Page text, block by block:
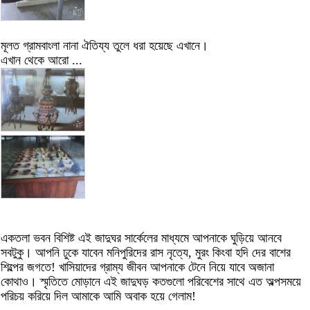
মূলত গ্রামবাংলা নানা ঐতিয্য তুলে ধরা হয়েছে এখানে।
এখান থেকে আরো ...
একতলা ভবন বিশিষ্ট এই জাদুঘর সার্কেলের মাধ্যমে আপনাকে ঘুড়িয়ে আনবে
সবটুকু। আপনি ঢুকে যাবেন মনিপুরিদের রাস নৃত্যে, মুরং কিংবা হদি দের বাশের
শিল্পের জগতে! খাসিয়াদের গ্রাম্য জীবন আপনাকে টেনে নিয়ে যাবে অজানা
কোথাও। স্মৃতিতে মোড়ানে এই জাদুঘড় কতগুলো পরিবেশের সাথে এত অল্পসময়ে
পরিচয় করিয়ে দিল আমাকে আমি অবাক হয়ে গেলাম!